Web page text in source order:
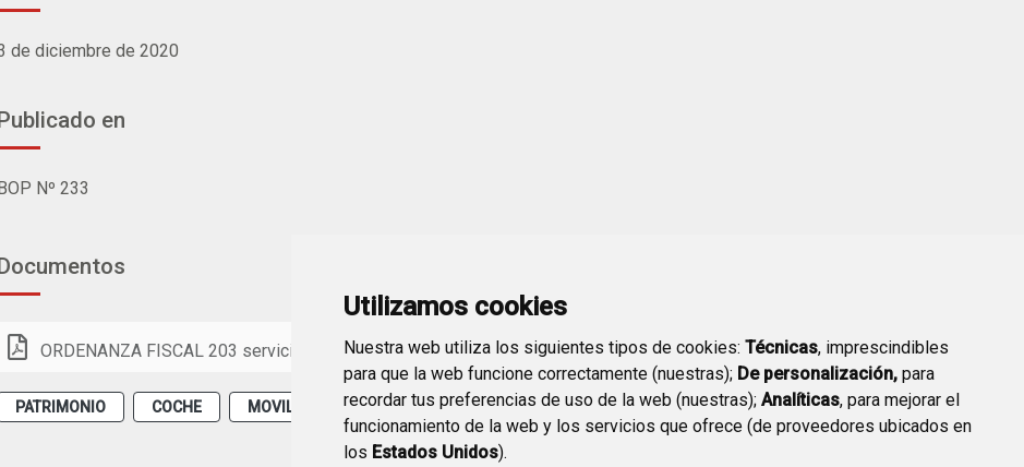
Utilizamos cookies
Nuestra web utiliza los siguientes tipos de cookies: Técnicas, imprescindibles
para que la web funcione correctamente (nuestras); De personalización, para
recordar tus preferencias de uso de la web (nuestras); Analíticas, para mejorar el
funcionamiento de la web y los servicios que ofrece (de proveedores ubicados en
los Estados Unidos).
de diciembre de 2020
en
Nº 233
ORDENANZA FISCAL 203 servicios especiales.pdf (PDF 223,6 KB)
PATRIMONIO COCHE MOVILIDAD Y TRANSPORTE ORDENANZAS FISCALES Y PRECIOS PÚBLICOS